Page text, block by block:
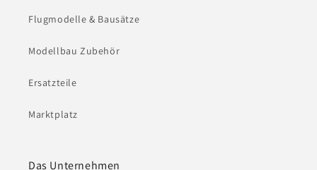
Flugmodelle & Bausätze
Modellbau Zubehör
Ersatzteile
Marktplatz
Das Unternehmen